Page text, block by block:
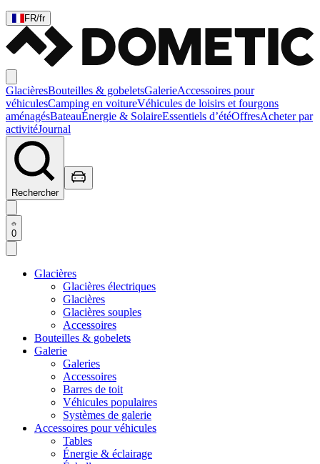
FR/fr
GlacièresBouteilles & gobeletsGalerieAccessoires pour
véhiculesCamping en voitureVéhicules de loisirs et fourgons
aménagésBateauÉnergie & SolaireEssentiels d’étéOffresAcheter par
activitéJournal
Rechercher
0
Glacières
Glacières électriques
Glacières
Glacières souples
Accessoires
Bouteilles & gobelets
Galerie
Galeries
Accessoires
Barres de toit
Véhicules populaires
Systèmes de galerie
Accessoires pour véhicules
Tables
Énergie & éclairage